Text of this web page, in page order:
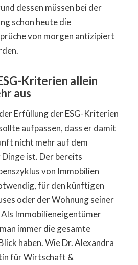
dessen müssen bei der
schon heute die
von morgen antizipiert
Kriterien allein
aus
Erfüllung der ESG-Kriterien
aufpassen, dass er damit
nicht mehr auf dem
ist. Der bereits
von Immobilien
für den künftigen
oder der Wohnung seiner
Immobilieneigentümer
immer die gesamte
haben. Wie Dr. Alexandra
für Wirtschaft &